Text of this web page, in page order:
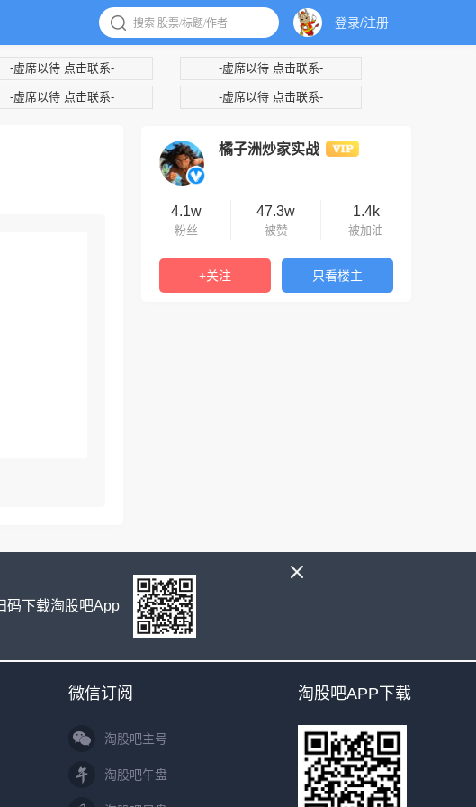
登录/注册
橘子洲炒家实战
4.1w
粉丝
47.3w
被赞
1.4k
被加油
+关注 只看楼主
-虚席以待 点击联系- -虚席以待 点击联系-
-虚席以待 点击联系- -虚席以待 点击联系-
码下载淘股吧App
微信订阅
淘股吧主号
淘股吧午盘
淘股吧APP下载